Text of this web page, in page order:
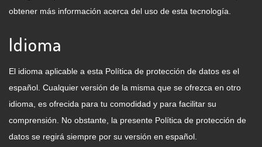
obtener más información acerca del uso de esta tecnología.
Idioma
El idioma aplicable a esta Política de protección de datos es el
español. Cualquier versión de la misma que se ofrezca en otro
idioma, es ofrecida para tu comodidad y para facilitar su
comprensión. No obstante, la presente Política de protección de
datos se regirá siempre por su versión en español.